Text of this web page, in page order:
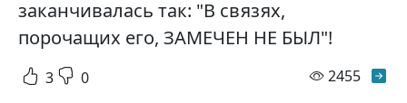
заканчивалась так: "В связях,
порочащих его, ЗАМЕЧЕН НЕ БЫЛ"!
3 0 2455